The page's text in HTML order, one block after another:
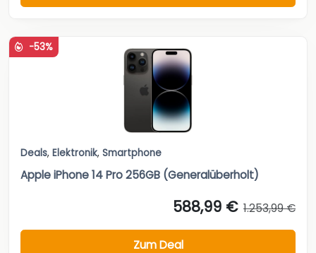
-53%
Deals, Elektronik, Smartphone
Apple iPhone 14 Pro 256GB (Generalüberholt)
588,99 € 1.253,99 €
Zum Deal